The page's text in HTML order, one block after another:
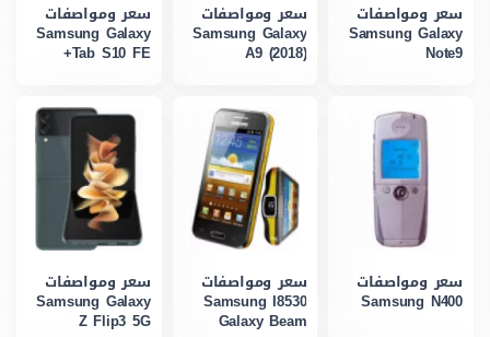
سعر ومواصفات
Samsung Galaxy
Note9
سعر ومواصفات
Samsung Galaxy
A9 (2018)
سعر ومواصفات
Samsung Galaxy
Tab S10 FE+
سعر ومواصفات
Samsung N400
سعر ومواصفات
Samsung I8530
Galaxy Beam
سعر ومواصفات
Samsung Galaxy
Z Flip3 5G